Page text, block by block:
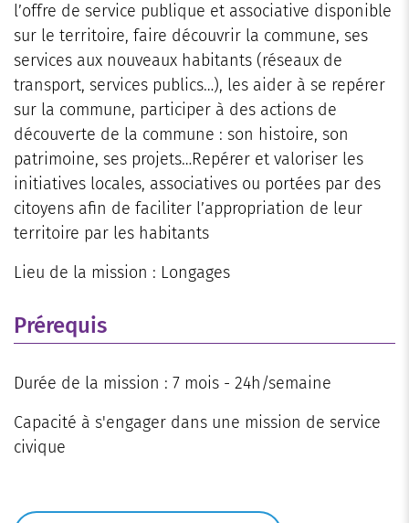
l’offre de service publique et associative disponible
sur le territoire, faire découvrir la commune, ses
services aux nouveaux habitants (réseaux de
transport, services publics…), les aider à se repérer
sur la commune, participer à des actions de
découverte de la commune : son histoire, son
patrimoine, ses projets…Repérer et valoriser les
initiatives locales, associatives ou portées par des
citoyens afin de faciliter l’appropriation de leur
territoire par les habitants
Lieu de la mission : Longages
Prérequis
Durée de la mission : 7 mois - 24h/semaine
Capacité à s'engager dans une mission de service
civique